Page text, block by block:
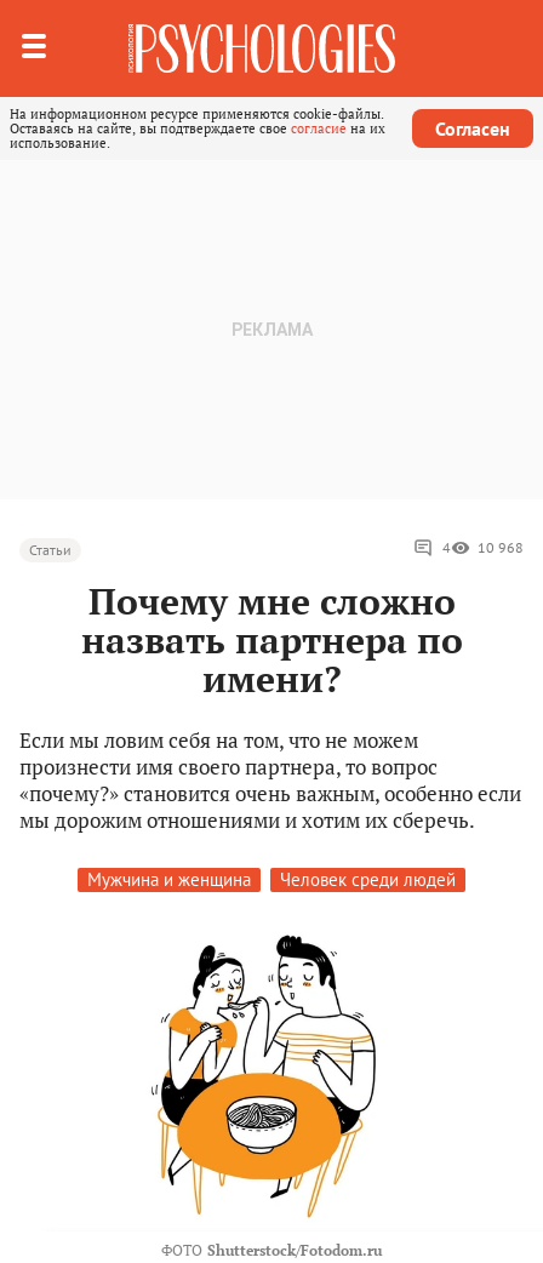
На информационном ресурсе применяются cookie-файлы.
Оставаясь на сайте, вы подтверждаете свое согласие на их
использование.
Согласен
Статьи 4 10 968
Почему мне сложно
назвать партнера по
имени?
Если мы ловим себя на том, что не можем
произнести имя своего партнера, то вопрос
«почему?» становится очень важным, особенно если
мы дорожим отношениями и хотим их сберечь.
Мужчина и женщина Человек среди людей
ФОТО Shutterstock/Fotodom.ru